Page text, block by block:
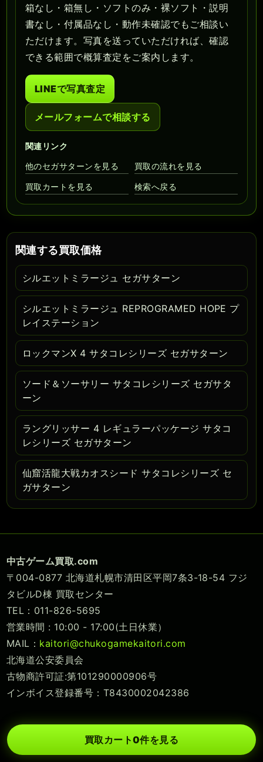
箱なし・箱無し・ソフトのみ・裸ソフト・説明
書なし・付属品なし・動作未確認でもご相談い
ただけます。写真を送っていただければ、確認
できる範囲で概算査定をご案内します。
LINEで写真査定
メールフォームで相談する
関連リンク
他のセガサターンを見る
買取の流れを見る
買取カートを見る 検索へ戻る
関連する買取価格
シルエットミラージュ セガサターン
シルエットミラージュ REPROGRAMED HOPE プ
レイステーション
ロックマンX 4 サタコレシリーズ セガサターン
ソード＆ソーサリー サタコレシリーズ セガサタ
ーン
ラングリッサー 4 レギュラーパッケージ サタコ
レシリーズ セガサターン
仙窟活龍大戦カオスシード サタコレシリーズ セ
ガサターン
中古ゲーム買取.com
〒004-0877 北海道札幌市清田区平岡7条3-18-54 フジ
タビルD棟 買取センター
TEL：011-826-5695
営業時間 : 10:00 - 17:00(土日休業）
MAIL： kaitori@chukogamekaitori.com
北海道公安委員会
古物商許可証:第101290000906号
インボイス登録番号：T8430002042386
買取カート0件を見る